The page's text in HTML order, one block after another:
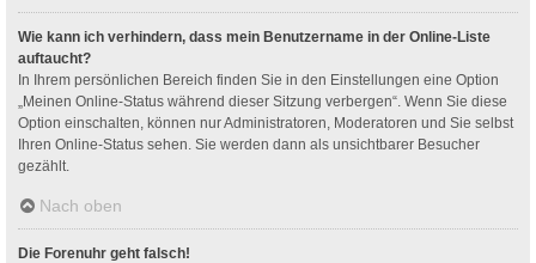
Wie kann ich verhindern, dass mein Benutzername in der Online-Liste
auftaucht?
In Ihrem persönlichen Bereich finden Sie in den Einstellungen eine Option
„Meinen Online-Status während dieser Sitzung verbergen“. Wenn Sie diese
Option einschalten, können nur Administratoren, Moderatoren und Sie selbst
Ihren Online-Status sehen. Sie werden dann als unsichtbarer Besucher
gezählt.
Nach oben
Die Forenuhr geht falsch!